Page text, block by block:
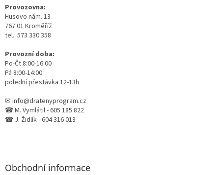
Provozovna:
Husovo nám. 13
767 01 Kroměříž
tel.: 573 330 358
Provozní doba:
Po-Čt 8:00-16:00
Pá 8:00-14:00
polední přestávka 12-13h
✉ info@dratenyprogram.cz
☎ M. Vymlátil - 605 185 822
☎ J. Židlík - 604 316 013
Obchodní informace